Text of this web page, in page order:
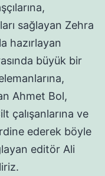
sağlayan Zehra
hazırlayan
büyük bir
Ahmet Bol,
çalışanlarına ve
ederek böyle
editör Ali